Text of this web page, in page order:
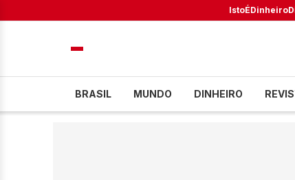
IstoÉDinheiro
BRASIL MUNDO DINHEIRO